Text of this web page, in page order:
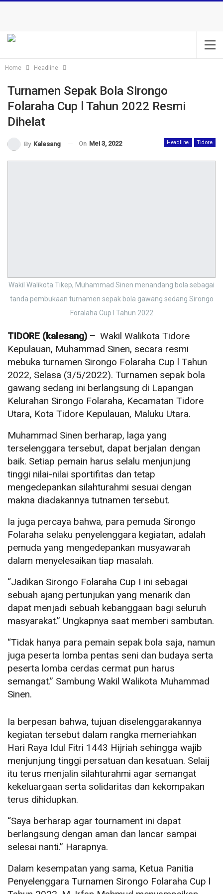
Home Headline
Turnamen Sepak Bola Sirongo
Folaraha Cup l Tahun 2022 Resmi
Dihelat
Headline Tidore
By Kalesang On Mei 3, 2022
Wakil Walikota Tikep, Muhammad Sinen menandang bola sebagai
tanda pembukaan turnamen sepak bola gawang sedang Sirongo
Foralaha Cup l Tahun 2022
TIDORE (kalesang) – Wakil Walikota Tidore
Kepulauan, Muhammad Sinen, secara resmi
mebuka turnamen Sirongo Folaraha Cup l Tahun
2022, Selasa (3/5/2022). Turnamen sepak bola
gawang sedang ini berlangsung di Lapangan
Kelurahan Sirongo Folaraha, Kecamatan Tidore
Utara, Kota Tidore Kepulauan, Maluku Utara.
Muhammad Sinen berharap, laga yang
terselenggara tersebut, dapat berjalan dengan
baik. Setiap pemain harus selalu menjunjung
tinggi nilai-nilai sportifitas dan tetap
mengedepankan silahturahmi sesuai dengan
makna diadakannya tutnamen tersebut.
Ia juga percaya bahwa, para pemuda Sirongo
Folaraha selaku penyelenggara kegiatan, adalah
pemuda yang mengedepankan musyawarah
dalam menyelesaikan tiap masalah.
“Jadikan Sirongo Folaraha Cup I ini sebagai
sebuah ajang pertunjukan yang menarik dan
dapat menjadi sebuah kebanggaan bagi seluruh
masyarakat.” Ungkapnya saat memberi sambutan.
“Tidak hanya para pemain sepak bola saja, namun
juga peserta lomba pentas seni dan budaya serta
peserta lomba cerdas cermat pun harus
semangat.” Sambung Wakil Walikota Muhammad
Sinen.
Ia berpesan bahwa, tujuan diselenggarakannya
kegiatan tersebut dalam rangka memeriahkan
Hari Raya Idul Fitri 1443 Hijriah sehingga wajib
menjunjung tinggi persatuan dan kesatuan. Selaij
itu terus menjalin silahturahmi agar semangat
kekeluargaan serta solidaritas dan kekompakan
terus dihidupkan.
“Saya berharap agar tournament ini dapat
berlangsung dengan aman dan lancar sampai
selesai nanti.” Harapnya.
Dalam kesempatan yang sama, Ketua Panitia
Penyelenggara Turnamen Sirongo Folaraha Cup l